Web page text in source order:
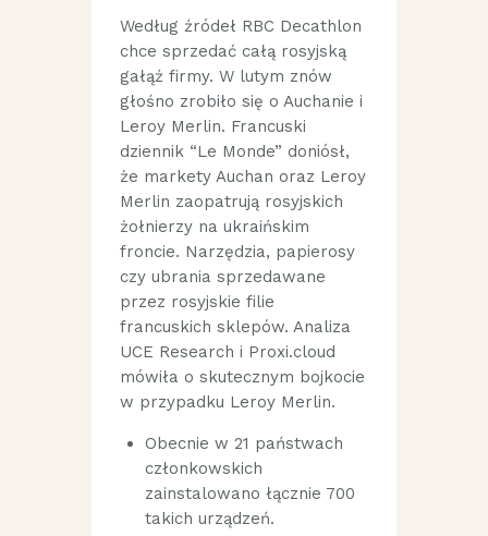
Według źródeł RBC Decathlon
chce sprzedać całą rosyjską
gałąź firmy. W lutym znów
głośno zrobiło się o Auchanie i
Leroy Merlin. Francuski
dziennik “Le Monde” doniósł,
że markety Auchan oraz Leroy
Merlin zaopatrują rosyjskich
żołnierzy na ukraińskim
froncie. Narzędzia, papierosy
czy ubrania sprzedawane
przez rosyjskie filie
francuskich sklepów. Analiza
UCE Research i Proxi.cloud
mówiła o skutecznym bojkocie
w przypadku Leroy Merlin.
Obecnie w 21 państwach
członkowskich
zainstalowano łącznie 700
takich urządzeń.